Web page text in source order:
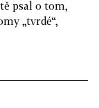
psal o tom,
„tvrdé“,